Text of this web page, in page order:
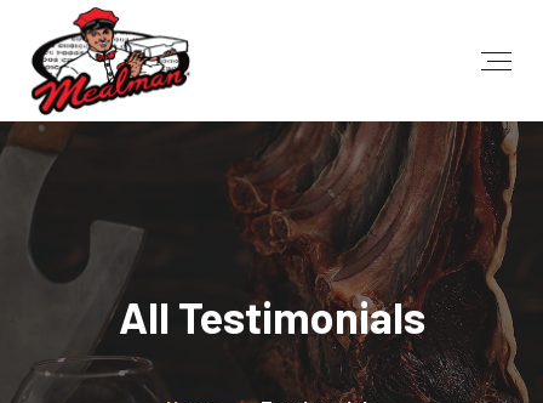
All Testimonials